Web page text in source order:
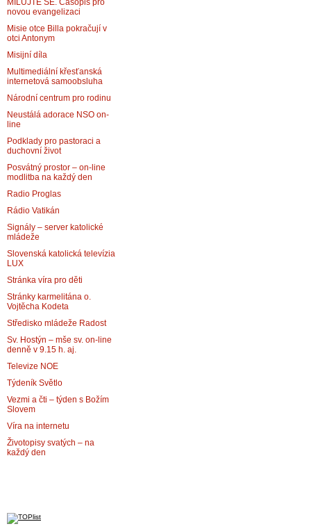
MILUJTE SE. Časopis pro
novou evangelizaci
Misie otce Billa pokračují v
otci Antonym
Misijní díla
Multimediální křesťanská
internetová samoobsluha
Národní centrum pro rodinu
Neustálá adorace NSO on-
line
Podklady pro pastoraci a
duchovní život
Posvátný prostor – on-line
modlitba na každý den
Radio Proglas
Rádio Vatikán
Signály – server katolické
mládeže
Slovenská katolická televízia
LUX
Stránka víra pro děti
Stránky karmelitána o.
Vojtěcha Kodeta
Středisko mládeže Radost
Sv. Hostýn – mše sv. on-line
denně v 9.15 h. aj.
Televize NOE
Týdeník Světlo
Vezmi a čti – týden s Božím
Slovem
Víra na internetu
Životopisy svatých – na
každý den